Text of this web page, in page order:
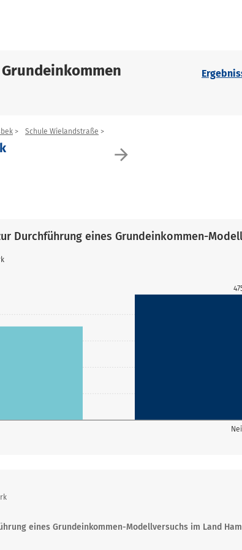
arrow_forward
Schule Wielandstraße
Durchführung eines Grundeinkommen-
eines Grundeinkommen-Modellversuchs im Land